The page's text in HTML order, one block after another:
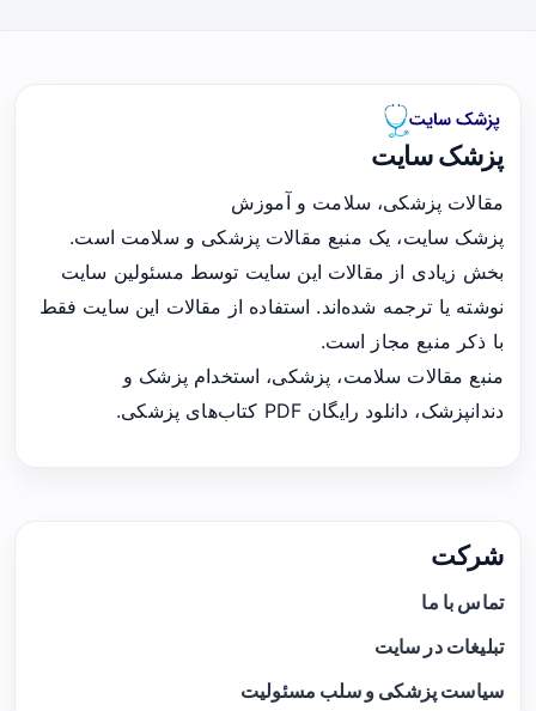
پزشک سایت
مقالات پزشکی، سلامت و آموزش
پزشک سایت، یک منبع مقالات پزشکی و سلامت است.
بخش زیادی از مقالات این سایت توسط مسئولین سایت
نوشته یا ترجمه شده‌اند. استفاده از مقالات این سایت فقط
با ذکر منبع مجاز است.
منبع مقالات سلامت، پزشکی، استخدام پزشک و
دندانپزشک، دانلود رایگان PDF کتاب‌های پزشکی.
شرکت
تماس با ما
تبلیغات در سایت
سیاست پزشکی و سلب مسئولیت